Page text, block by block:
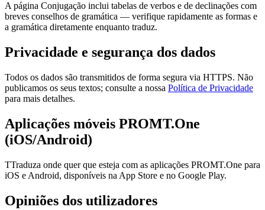
A página Conjugação inclui tabelas de verbos e de declinações com
breves conselhos de gramática — verifique rapidamente as formas e
a gramática diretamente enquanto traduz.
Privacidade e segurança dos dados
Todos os dados são transmitidos de forma segura via HTTPS. Não
publicamos os seus textos; consulte a nossa Política de Privacidade
para mais detalhes.
Aplicações móveis PROMT.One
(iOS/Android)
TTraduza onde quer que esteja com as aplicações PROMT.One para
iOS e Android, disponíveis na App Store e no Google Play.
Opiniões dos utilizadores